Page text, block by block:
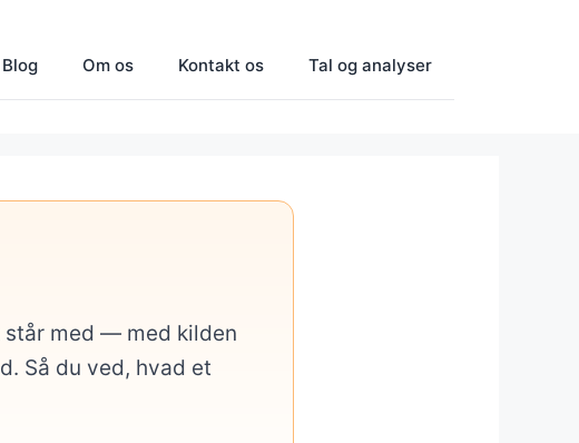
Blog Om os Kontakt os Tal og analyser
står med — med kilden
Så du ved, hvad et